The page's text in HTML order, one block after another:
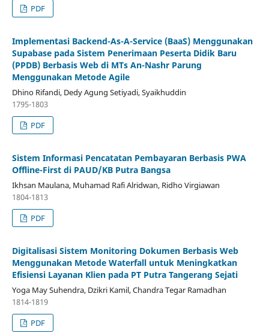
PDF
Implementasi Backend-As-A-Service (BaaS) Menggunakan
Supabase pada Sistem Penerimaan Peserta Didik Baru
(PPDB) Berbasis Web di MTs An-Nashr Parung
Menggunakan Metode Agile
Dhino Rifandi, Dedy Agung Setiyadi, Syaikhuddin
1795-1803
PDF
Sistem Informasi Pencatatan Pembayaran Berbasis PWA
Offline-First di PAUD/KB Putra Bangsa
Ikhsan Maulana, Muhamad Rafi Alridwan, Ridho Virgiawan
1804-1813
PDF
Digitalisasi Sistem Monitoring Dokumen Berbasis Web
Menggunakan Metode Waterfall untuk Meningkatkan
Efisiensi Layanan Klien pada PT Putra Tangerang Sejati
Yoga May Suhendra, Dzikri Kamil, Chandra Tegar Ramadhan
1814-1819
PDF